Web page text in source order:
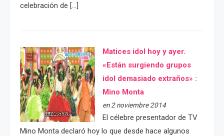
celebración de […]
Matices idol hoy y ayer.
«Están surgiendo grupos
idol demasiado extraños» :
Mino Monta
en 2 noviembre 2014
El célebre presentador de TV
Mino Monta declaró hoy lo que desde hace algunos